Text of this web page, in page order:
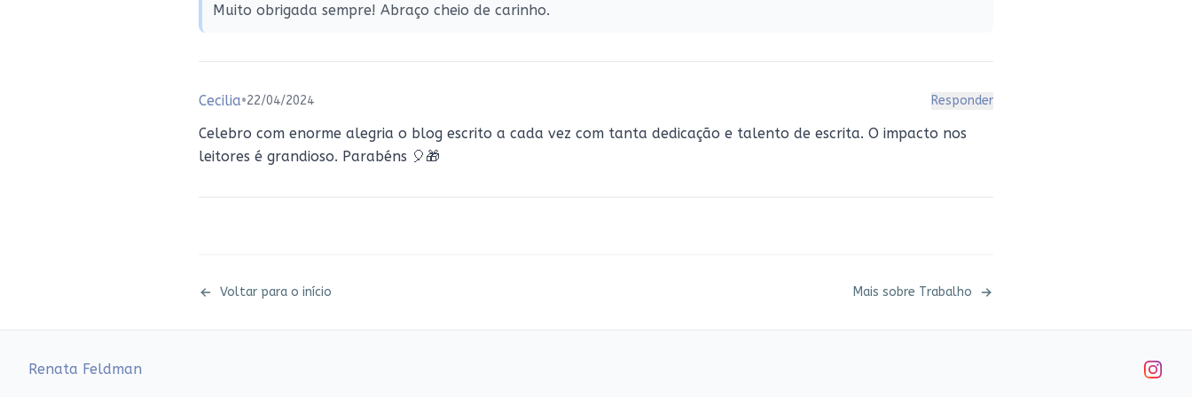
Muito obrigada sempre! Abraço cheio de carinho.
Cecilia•22/04/2024 Responder
Celebro com enorme alegria o blog escrito a cada vez com tanta dedicação e talento de escrita. O impacto nos
leitores é grandioso. Parabéns 🎈🎁
Voltar para o início Mais sobre Trabalho
Renata Feldman